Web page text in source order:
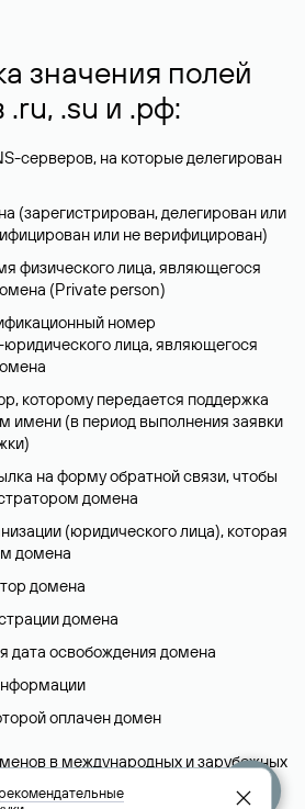
значения полей
.su и .рф:
серверов, на которые делегирован
(зарегистрирован, делегирован или
или не верифицирован)
физического лица, являющегося
(Privatе person)
номер
лица, являющегося
которому передается поддержка
имени (в период выполнения заявки
на форму обратной связи, чтобы
домена
(юридического лица), которая
домена
домена
домена
дата освобождения домена
оплачен домен
в международных и зарубежных
в разделе «
».